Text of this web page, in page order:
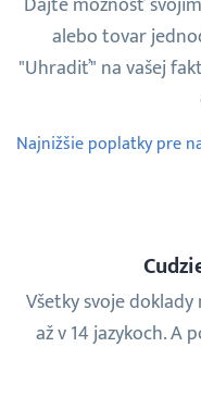
alebo tovar
"Uhradiť" na vašej
Najnižšie poplatky pre
Všetky svoje
až v 14 jazykoch. A